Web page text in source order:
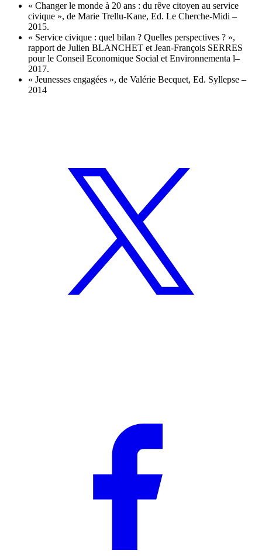
« Changer le monde à 20 ans : du rêve citoyen au service
civique », de Marie Trellu-Kane, Ed. Le Cherche-Midi –
2015.
« Service civique : quel bilan ? Quelles perspectives ? »,
rapport de Julien BLANCHET et Jean-François SERRES
pour le Conseil Economique Social et Environnementa l–
2017.
« Jeunesses engagées », de Valérie Becquet, Ed. Syllepse –
2014